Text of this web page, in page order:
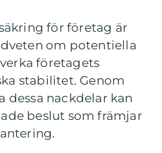
för företag är
om potentiella
företagets
stabilitet. Genom
dessa nackdelar kan
beslut som främjar